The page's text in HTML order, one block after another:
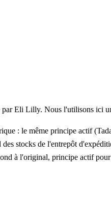
Eli Lilly. Nous l'utilisons ici
: le même principe actif
stocks de l'entrepôt
à l'original, principe actif